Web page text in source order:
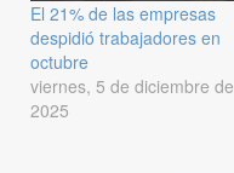
El 21% de las empresas
despidió trabajadores en
octubre
viernes, 5 de diciembre de
2025